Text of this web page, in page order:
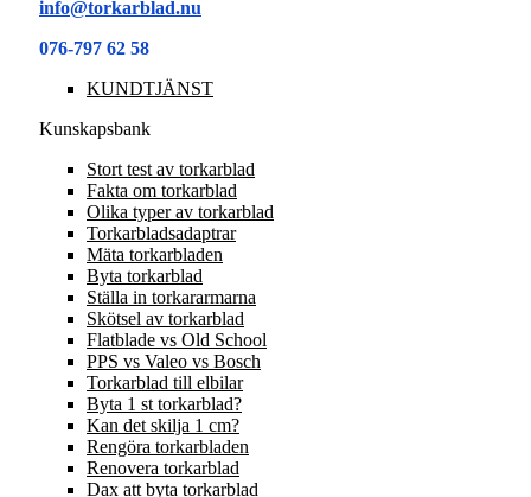
info@torkarblad.nu
076-797 62 58
KUNDTJÄNST
Kunskapsbank
Stort test av torkarblad
Fakta om torkarblad
Olika typer av torkarblad
Torkarbladsadaptrar
Mäta torkarbladen
Byta torkarblad
Ställa in torkararmarna
Skötsel av torkarblad
Flatblade vs Old School
PPS vs Valeo vs Bosch
Torkarblad till elbilar
Byta 1 st torkarblad?
Kan det skilja 1 cm?
Rengöra torkarbladen
Renovera torkarblad
Dax att byta torkarblad